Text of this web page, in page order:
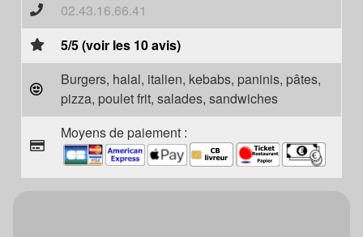
02.43.16.66.41
5/5 (voir les 10 avis)
Burgers, halal, italien, kebabs, paninis, pâtes,
pizza, poulet frit, salades, sandwiches
Moyens de paiement :